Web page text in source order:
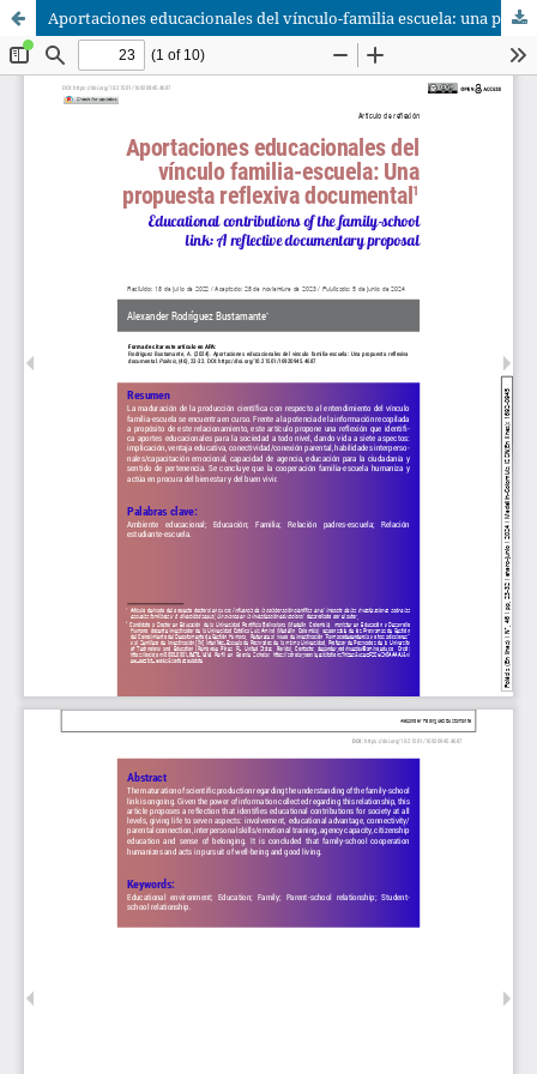
Aportaciones educacionales del vínculo-familia escuela: una propuesta reflexiva documental